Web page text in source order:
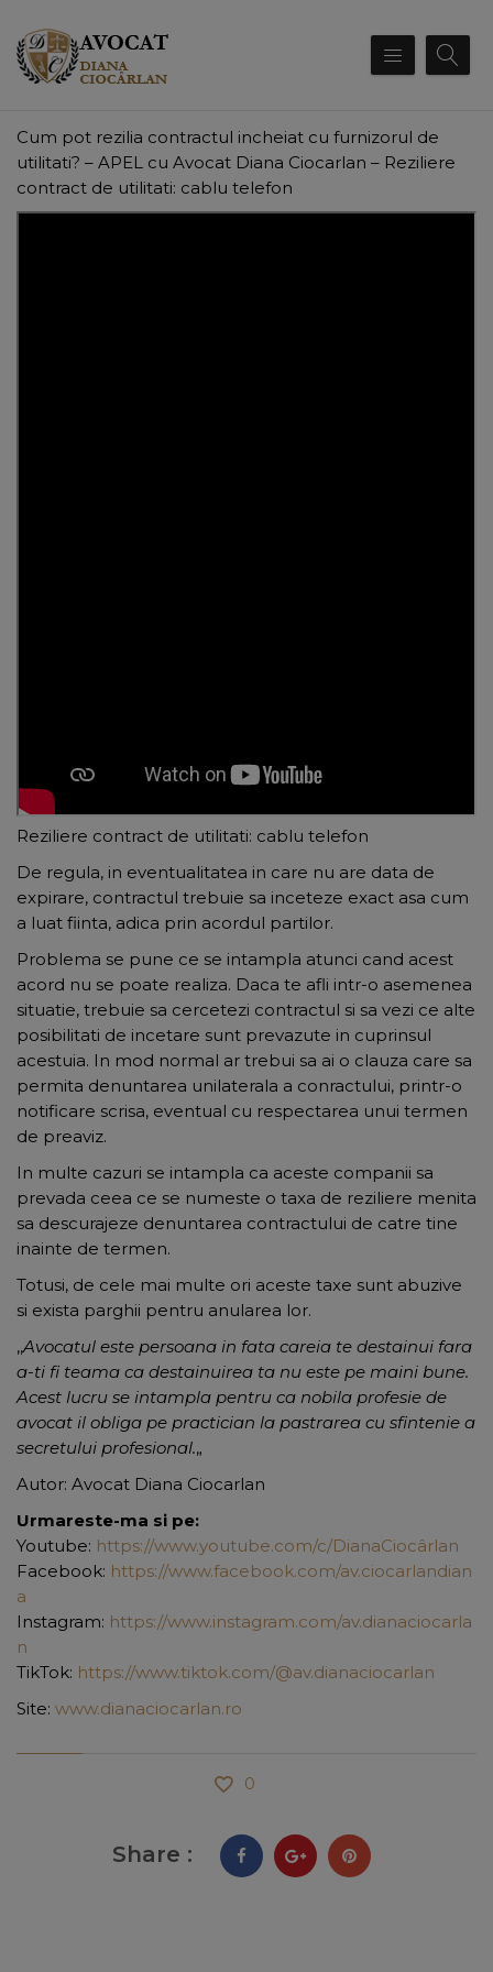
Cum pot rezilia contractul incheiat cu furnizorul de
utilitati? – APEL cu Avocat Diana Ciocarlan – Reziliere
contract de utilitati: cablu telefon
Reziliere contract de utilitati: cablu telefon
De regula, in eventualitatea in care nu are data de
expirare, contractul trebuie sa inceteze exact asa cum
a luat fiinta, adica prin acordul partilor.
Problema se pune ce se intampla atunci cand acest
acord nu se poate realiza. Daca te afli intr-o asemenea
situatie, trebuie sa cercetezi contractul si sa vezi ce alte
posibilitati de incetare sunt prevazute in cuprinsul
acestuia. In mod normal ar trebui sa ai o clauza care sa
permita denuntarea unilaterala a conractului, printr-o
notificare scrisa, eventual cu respectarea unui termen
de preaviz.
In multe cazuri se intampla ca aceste companii sa
prevada ceea ce se numeste o taxa de reziliere menita
sa descurajeze denuntarea contractului de catre tine
inainte de termen.
Totusi, de cele mai multe ori aceste taxe sunt abuzive
si exista parghii pentru anularea lor.
,,Avocatul este persoana in fata careia te destainui fara
a-ti fi teama ca destainuirea ta nu este pe maini bune.
Acest lucru se intampla pentru ca nobila profesie de
avocat il obliga pe practician la pastrarea cu sfintenie a
secretului profesional.„
Autor: Avocat Diana Ciocarlan
Urmareste-ma si pe:
Youtube: https://www.youtube.com/c/DianaCiocârlan
Facebook: https://www.facebook.com/av.ciocarlandian
a
Instagram: https://www.instagram.com/av.dianaciocarla
n
TikTok: https://www.tiktok.com/@av.dianaciocarlan
Site: www.dianaciocarlan.ro
0
Share :